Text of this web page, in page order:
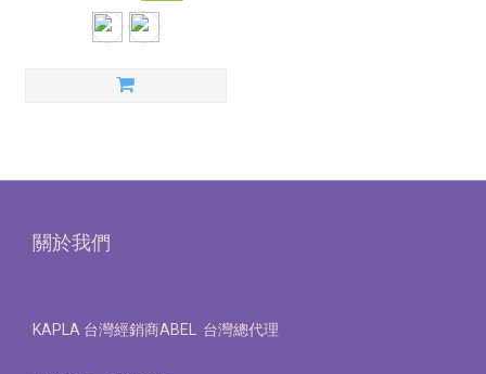
關於我們
KAPLA 台灣經銷商ABEL 台灣總代理